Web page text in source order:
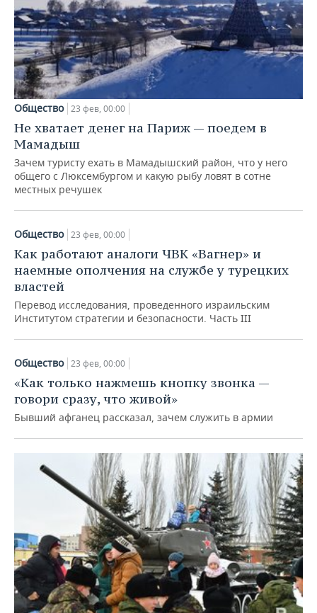
ЭНЕРГЕТИКА
УСЛУГИ
МЕДИА
ТЕЛЕКОММУНИКАЦИИ
ВЫЕЗДНАЯ РЕДАКЦИЯ
БИЗНЕС-БРАНЧИ
ONLINE-КОНФЕРЕНЦИИ
ОТКРЫТАЯ ЛЕКЦИЯ
НОВОСТИ СПОРТА
ФУТБОЛ
ХОККЕЙ
БАСКЕТБОЛ
ВОЛЕЙБОЛ
КИБЕРСПОРТ
ФИГУРНОЕ КАТАНИЕ
ВОДНЫЕ ВИДЫ СПОРТА
ХОККЕЙ С МЯЧОМ
ОБЩЕСТВО
НОВОСТИ ОБЩЕСТВА
ВЛАСТЬ
ИНФРАСТРУКТУРА
ИСТОРИЯ
КУЛЬТУРА
МЕДИЦИНА
ОБРАЗОВАНИЕ
ПРОИСШЕСТВИЯ
ФОТОГАЛЕРЕЯ
СЮЖЕТЫ
СПРАВОЧНИК
СПИСОК ПЕРСОН
СПИСОК КОМПАНИЙ
ПОЛНАЯ ВЕРСИЯ
Общество 23 фев, 00:00
Не хватает денег на Париж — поедем в
Мамадыш
Зачем туристу ехать в Мамадышский район, что у него
общего с Люксембургом и какую рыбу ловят в сотне
местных речушек
Общество 23 фев, 00:00
Как работают аналоги ЧВК «Вагнер» и
наемные ополчения на службе у турецких
властей
Перевод исследования, проведенного израильским
Институтом стратегии и безопасности. Часть III
Общество 23 фев, 00:00
«Как только нажмешь кнопку звонка —
говори сразу, что живой»
Бывший афганец рассказал, зачем служить в армии